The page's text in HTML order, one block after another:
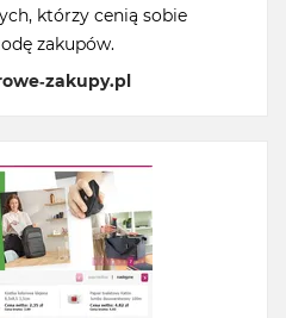
którzy cenią sobie
zakupów.
zakupy.pl